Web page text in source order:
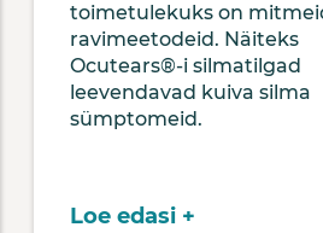
toimetulekuks on
ravimeetodeid. Näiteks
Ocutears®-i silmatilgad
leevendavad kuiva silma
sümptomeid.
Loe edasi +